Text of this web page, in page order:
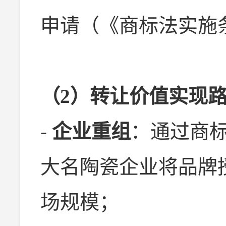
申请（《商标法实
（2）转让价值实现
- 企业重组：通过商
大名陶瓷企业将品
场规模；